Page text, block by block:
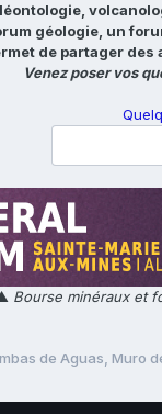
géologie, un
de partager
Venez poser vos
Bourse minéraux et
de Aguas, Muro